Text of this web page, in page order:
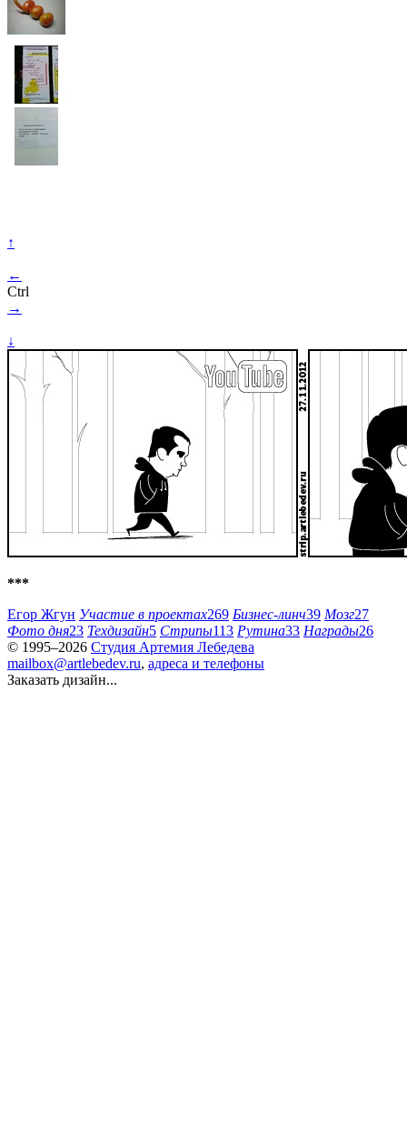
↑
←
Ctrl
→
↓
***
Егор Жгун Участие в проектах269 Бизнес-линч39 Мозг27
Фото дня23 Техдизайн5 Стрипы113 Рутина33 Награды26
© 1995–2026 Студия Артемия Лебедева
mailbox@artlebedev.ru, адреса и телефоны
Заказать дизайн...